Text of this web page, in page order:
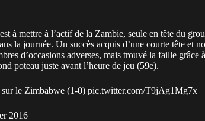
à mettre à l’actif de la Zambie, seule en tête du
la journée. Un succès acquis d’une courte tête et
d’occasions adverses, mais trouvé la faille grâce
poteau juste avant l’heure de jeu (59e).
le Zimbabwe (1-0) pic.twitter.com/T9jAg1Mg7x
2016